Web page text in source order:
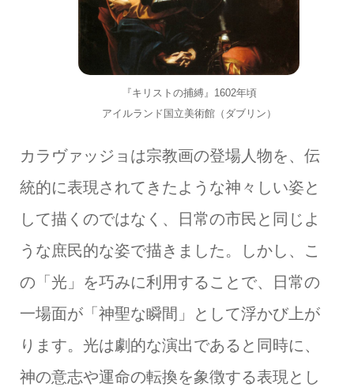
『キリストの捕縛』1602年頃
アイルランド国立美術館（ダブリン）
カラヴァッジョは宗教画の登場人物を、伝
統的に表現されてきたような神々しい姿と
して描くのではなく、日常の市民と同じよ
うな庶民的な姿で描きました。しかし、こ
の「光」を巧みに利用することで、日常の
一場面が「神聖な瞬間」として浮かび上が
ります。光は劇的な演出であると同時に、
神の意志や運命の転換を象徴する表現とし